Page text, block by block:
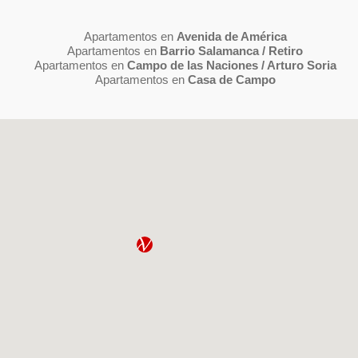
Apartamentos en Avenida de América
Apartamentos en Barrio Salamanca / Retiro
Apartamentos en Campo de las Naciones / Arturo Soria
Apartamentos en Casa de Campo